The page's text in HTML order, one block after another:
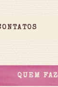
QUEM FAZ